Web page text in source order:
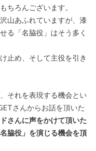
ちろんございます。
山あふれていますが、漆
る「名脇役」はそう多く
止め、そして主役を引き
それを表現する機会とい
さんからお話を頂いた
さんに声をかけて頂いた
脇役」を演じる機会を頂